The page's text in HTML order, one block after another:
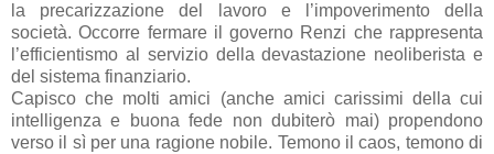
la precarizzazione del lavoro e l’impoverimento della
società. Occorre fermare il governo Renzi che rappresenta
l’efficientismo al servizio della devastazione neoliberista e
del sistema finanziario.
Capisco che molti amici (anche amici carissimi della cui
intelligenza e buona fede non dubiterò mai) propendono
verso il sì per una ragione nobile. Temono il caos, temono di